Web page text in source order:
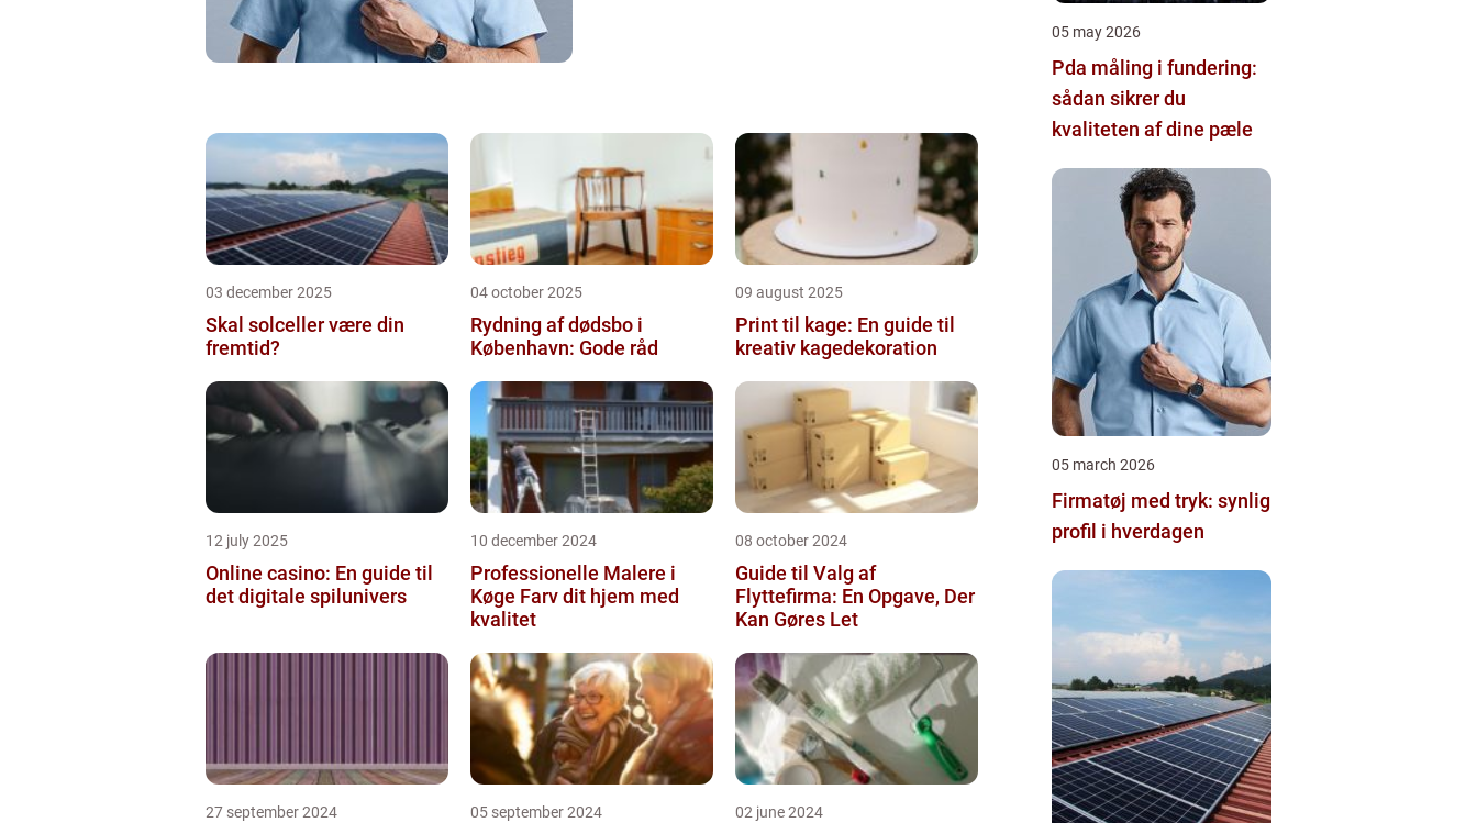
03 december 2025
Skal solceller være din
fremtid?
04 october 2025
Rydning af dødsbo i
København: Gode råd
09 august 2025
Print til kage: En guide til
kreativ kagedekoration
12 july 2025
Online casino: En guide til
det digitale spilunivers
10 december 2024
Professionelle Malere i
Køge Farv dit hjem med
kvalitet
08 october 2024
Guide til Valg af
Flyttefirma: En Opgave, Der
Kan Gøres Let
27 september 2024 05 september 2024 02 june 2024
05 may 2026
Pda måling i fundering:
sådan sikrer du
kvaliteten af dine pæle
05 march 2026
Firmatøj med tryk: synlig
profil i hverdagen